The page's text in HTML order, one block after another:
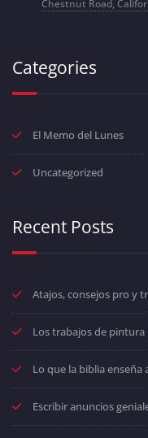
Chestnut Road,
Categories
El Memo del Lunes
Uncategorized
Recent Posts
Atajos, consejos pro y
Los trabajos de pintura
Lo que la biblia enseña
Escribir anuncios